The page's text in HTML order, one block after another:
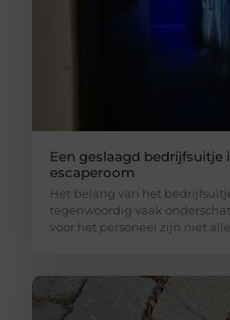
Een geslaagd bedrijfsuitje
escaperoom
Het belang van het
tegenwoordig vaak
voor het personeel zijn niet